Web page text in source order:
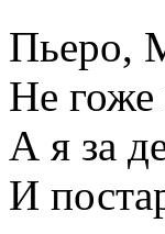
Пьеро,
Не гоже
А я за
И